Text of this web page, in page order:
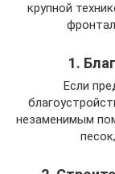
крупной
1.
Если
незаменимым